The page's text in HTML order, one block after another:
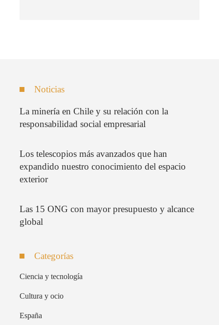
Noticias
La minería en Chile y su relación con la
responsabilidad social empresarial
Los telescopios más avanzados que han
expandido nuestro conocimiento del espacio
exterior
Las 15 ONG con mayor presupuesto y alcance
global
Categorías
Ciencia y tecnología
Cultura y ocio
España